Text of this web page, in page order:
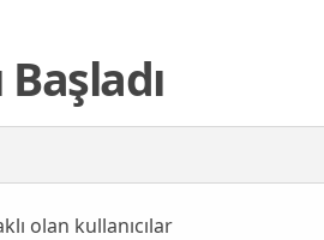
olan kullanıcılar